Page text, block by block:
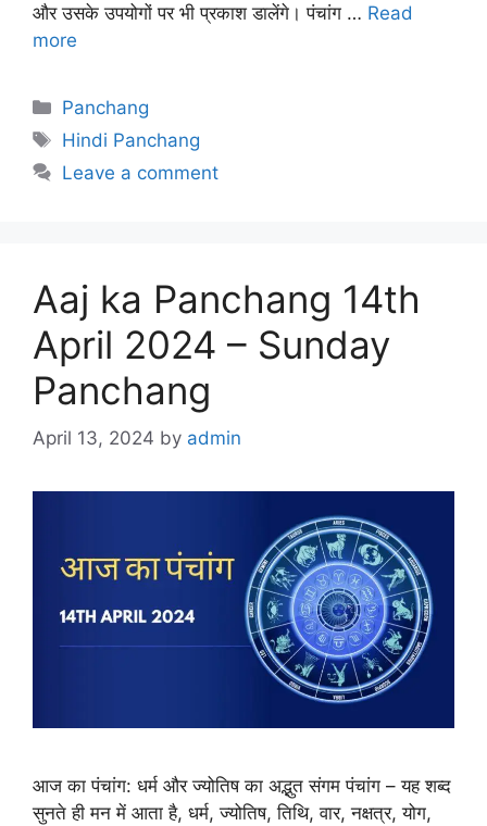
और उसके उपयोगों पर भी प्रकाश डालेंगे। पंचांग … Read
more
Categories
Panchang
Tags
Hindi Panchang
Leave a comment
Aaj ka Panchang 14th
April 2024 – Sunday
Panchang
April 13, 2024 by admin
आज का पंचांग: धर्म और ज्योतिष का अद्भुत संगम पंचांग – यह शब्द
सुनते ही मन में आता है, धर्म, ज्योतिष, तिथि, वार, नक्षत्र, योग,